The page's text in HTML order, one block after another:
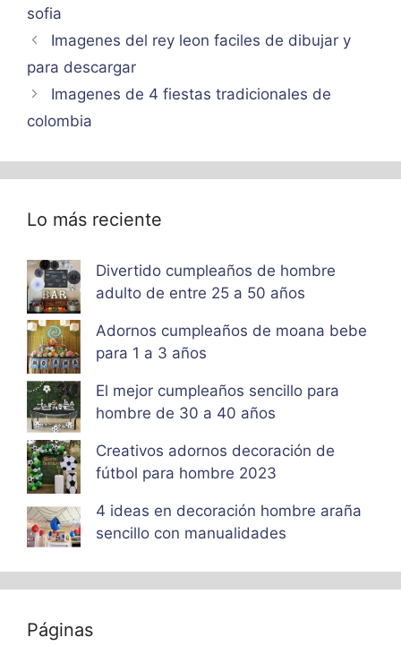
sofia
Imagenes del rey leon faciles de dibujar y
para descargar
Imagenes de 4 fiestas tradicionales de
colombia
Lo más reciente
Divertido cumpleaños de hombre
adulto de entre 25 a 50 años
Adornos cumpleaños de moana bebe
para 1 a 3 años
El mejor cumpleaños sencillo para
hombre de 30 a 40 años
Creativos adornos decoración de
fútbol para hombre 2023
4 ideas en decoración hombre araña
sencillo con manualidades
Páginas